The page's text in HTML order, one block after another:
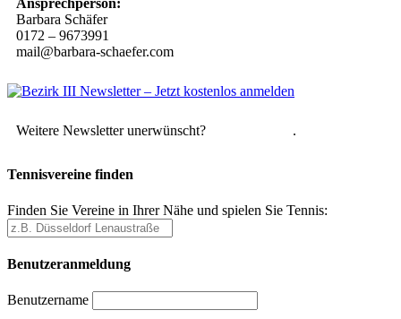
Ansprechperson:
Barbara Schäfer
0172 – 9673991
mail@barbara-schaefer.com
Weitere Newsletter unerwünscht? .
Tennisvereine finden
Finden Sie Vereine in Ihrer Nähe und spielen Sie Tennis:
Benutzeranmeldung
Benutzername